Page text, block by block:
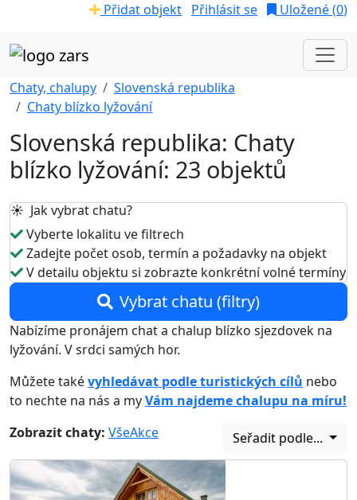
Přidat objekt Přihlásit se Uložené (0)
Chaty, chalupy
Slovenská republika
Chaty blízko lyžování
Slovenská republika: Chaty
blízko lyžování: 23 objektů
☀️ Jak vybrat chatu?
Vyberte lokalitu ve filtrech
Zadejte počet osob, termín a požadavky na objekt
V detailu objektu si zobrazte konkrétní volné termíny
Vybrat chatu (filtry)
Nabízíme pronájem chat a chalup blízko sjezdovek na
lyžování. V srdci samých hor.
Můžete takévyhledávat podle turistických cílů nebo
to nechte na nás a myVám najdeme chalupu na míru!
Zobrazit chaty: VšeAkce Seřadit podle...